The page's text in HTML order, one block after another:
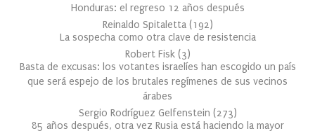
Honduras: el regreso 12 años después
Reinaldo Spitaletta (192)
La sospecha como otra clave de resistencia
Robert Fisk (3)
Basta de excusas: los votantes israelíes han escogido un país
que será espejo de los brutales regímenes de sus vecinos
árabes
Sergio Rodríguez Gelfenstein (273)
85 años después, otra vez Rusia está haciendo la mayor